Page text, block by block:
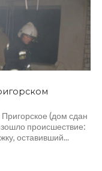
(дом сдан
происшествие:
оставивший...